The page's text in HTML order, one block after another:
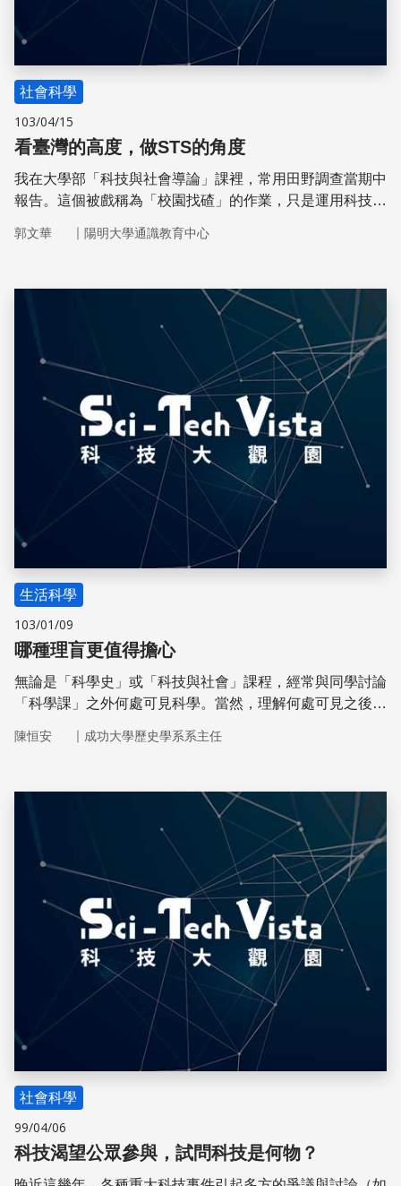
社會科學
103/04/15
看臺灣的高度，做STS的角度
我在大學部「科技與社會導論」課裡，常用田野調查當期中
報告。這個被戲稱為「校園找碴」的作業，只是運用科技與
析。
郭文華 ｜ 陽明大學通識教育中心
儲存
生活科學
103/01/09
哪種理盲更值得擔心
無論是「科學史」或「科技與社會」課程，經常與同學討論
「科學課」之外何處可見科學。當然，理解何處可見之後，
陳恒安 ｜ 成功大學歷史學系系主任
儲存
社會科學
99/04/06
科技渴望公眾參與，試問科技是何物？